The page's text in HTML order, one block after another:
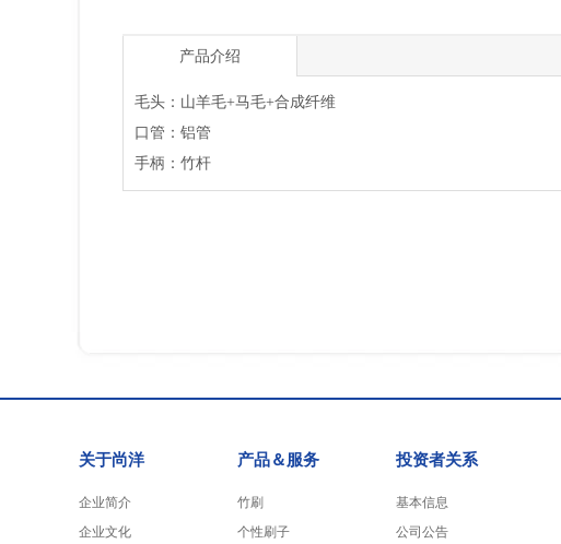
产品介绍
毛头：山羊毛+马毛+合成纤维
口管：铝管
手柄：竹杆
关于尚洋
企业简介
企业文化
产品＆服务
竹刷
个性刷子
投资者关系
基本信息
公司公告